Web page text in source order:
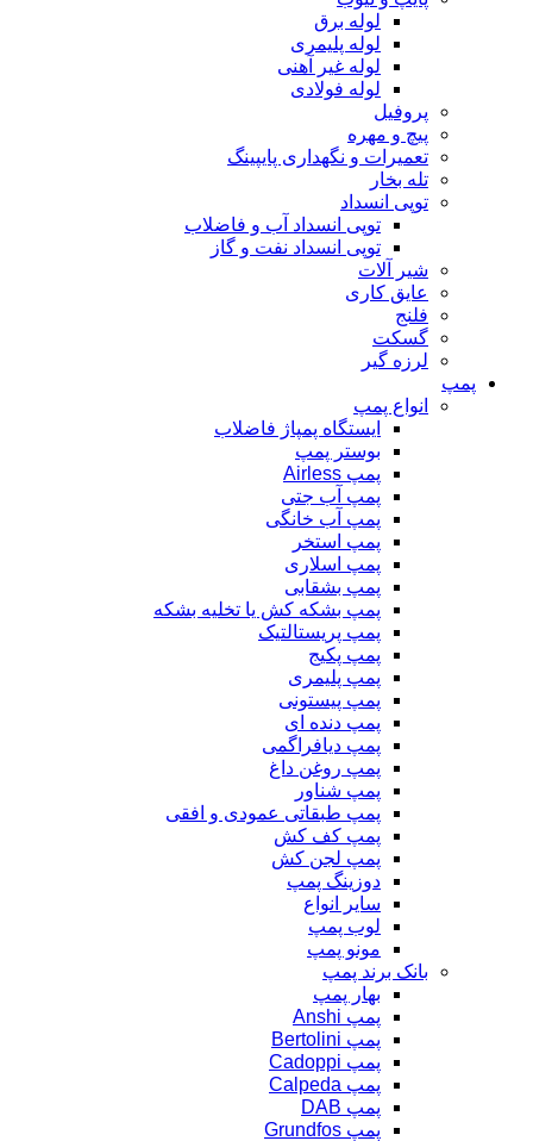
لوله برق
لوله پلیمری
لوله غیر آهنی
لوله فولادی
پروفیل
پیچ و مهره
تعمیرات و نگهداری پایپینگ
تله بخار
توپی انسداد
توپی انسداد آب و فاضلاب
توپی انسداد نفت و گاز
شیر آلات
عایق کاری
فلنج
گسکت
لرزه گیر
پمپ
انواع پمپ
ایستگاه پمپاژ فاضلاب
بوستر پمپ
پمپ Airless
پمپ آب جتی
پمپ آب خانگی
پمپ استخر
پمپ اسلاری
پمپ بشقابی
پمپ بشکه کش یا تخلیه بشکه
پمپ پریستالتیک
پمپ پکیج
پمپ پلیمری
پمپ پیستونی
پمپ دنده ای
پمپ دیافراگمی
پمپ روغن داغ
پمپ شناور
پمپ طبقاتی عمودی و افقی
پمپ کف کش
پمپ لجن کش
دوزینگ پمپ
سایر انواع
لوب پمپ
مونو پمپ
بانک برند پمپ
بهار پمپ
پمپ Anshi
پمپ Bertolini
پمپ Cadoppi
پمپ Calpeda
پمپ DAB
پمپ Grundfos